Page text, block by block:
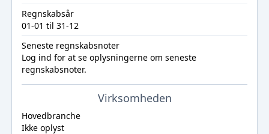
Regnskabsår
01-01 til 31-12
Seneste regnskabsnoter
Log ind for at se oplysningerne om seneste
regnskabsnoter.
Virksomheden
Hovedbranche
Ikke oplyst